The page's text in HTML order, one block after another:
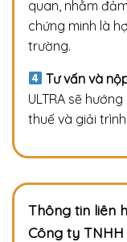
quan, nhằm
chứng minh là
trường.
Tư vấn và
ULTRA sẽ
thuế và giải
Thông tin liên
Công ty